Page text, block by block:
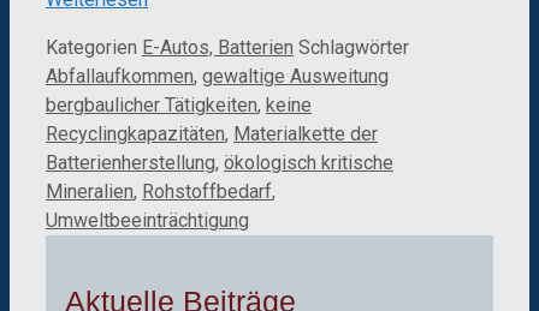
Kategorien E-Autos, Batterien Schlagwörter
Abfallaufkommen, gewaltige Ausweitung
bergbaulicher Tätigkeiten, keine
Recyclingkapazitäten, Materialkette der
Batterienherstellung, ökologisch kritische
Mineralien, Rohstoffbedarf,
Umweltbeeinträchtigung
Aktuelle Beiträge